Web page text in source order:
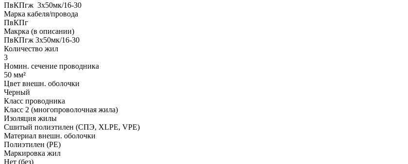
ПвКПгж 3x50мк/16-30
Марка кабеля/провода
ПвКПг
Макрка (в описании)
ПвКПгж 3x50мк/16-30
Количество жил
3
Номин. сечение проводника
50 мм²
Цвет внешн. оболочки
Черный
Класс проводника
Класс 2 (многопроволочная жила)
Изоляция жилы
Сшитый полиэтилен (СПЭ, XLPE, VPE)
Материал внешн. оболочки
Полиэтилен (PE)
Маркировка жил
Нет (без)